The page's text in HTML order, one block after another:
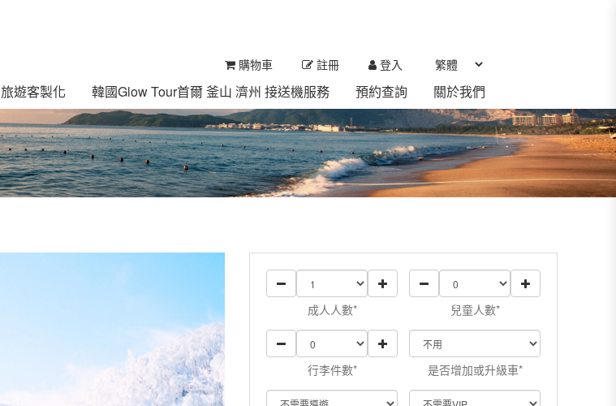
購物車 註冊 登入
旅遊客製化 韓國Glow Tour首爾 釜山 濟州 接送機服務 預約查詢 關於我們
成人人數* 兒童人數*
行李件數* 是否增加或升級車*